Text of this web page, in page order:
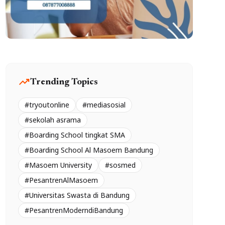
trending_upTrending Topics
#tryoutonline
#mediasosial
#sekolah asrama
#Boarding School tingkat SMA
#Boarding School Al Masoem Bandung
#Masoem University
#sosmed
#PesantrenAlMasoem
#Universitas Swasta di Bandung
#PesantrenModerndiBandung